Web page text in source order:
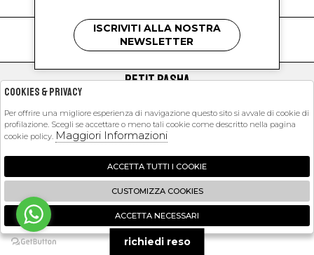
kids
PETIT PASHA
EXTRA
2026 Petit Pasha - P.iva : 09423341214 Powered by
Zucchetti
🍪
ISCRIVITI ALLA NOSTRA
NEWSLETTER
richiedi reso
Cookies & Privacy
Per offrire una migliore esperienza di navigazione questo sito si avvale di cookie di
profilazione. Scegli se accettare o meno tali cookie come descritto nella pagina
cookie policy. Maggiori Informazioni
ACCETTA TUTTI I COOKIE
CUSTOMIZZA COOKIES
ACCETTA NECESSARI